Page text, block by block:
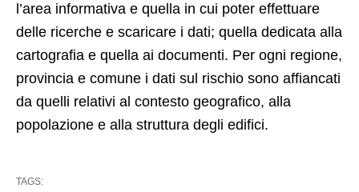
l’area informativa e quella in cui poter effettuare
delle ricerche e scaricare i dati; quella dedicata alla
cartografia e quella ai documenti. Per ogni regione,
provincia e comune i dati sul rischio sono affiancati
da quelli relativi al contesto geografico, alla
popolazione e alla struttura degli edifici.
TAGS: